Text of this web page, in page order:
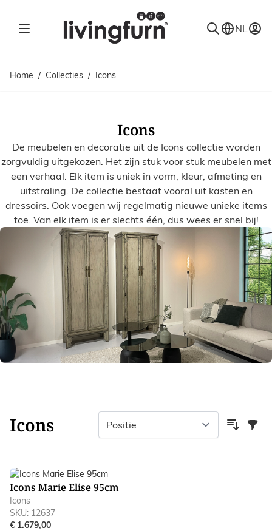
NL
Home / Collecties / Icons
Icons
De meubelen en decoratie uit de Icons collectie worden
zorgvuldig uitgekozen. Het zijn stuk voor stuk meubelen met
een verhaal. Elk item is uniek in vorm, kleur, afmeting en
uitstraling. De collectie bestaat vooral uit kasten en
dressoirs. Ook voegen wij regelmatig nieuwe unieke items
toe. Van elk item is er slechts één, dus wees er snel bij!
Icons
Icons Marie Elise 95cm
Icons
SKU: 12637
€ 1.679,00